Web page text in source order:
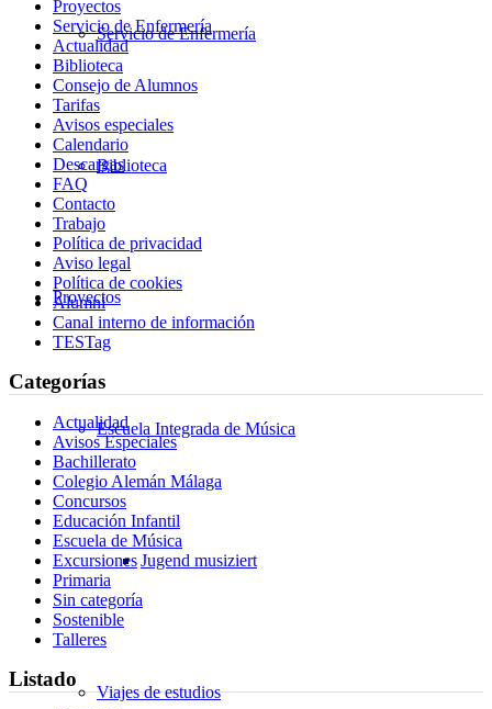
Servicio de Enfermería
Biblioteca
Proyectos
Escuela Integrada de Música
Jugend musiziert
Viajes de estudios
Proyectos
Servicio de Enfermería
Actualidad
Biblioteca
Consejo de Alumnos
Tarifas
Avisos especiales
Calendario
Descargas
FAQ
Contacto
Trabajo
Política de privacidad
Aviso legal
Política de cookies
Alumni
Canal interno de información
TESTag
Categorías
Actualidad
Avisos Especiales
Bachillerato
Colegio Alemán Málaga
Concursos
Educación Infantil
Escuela de Música
Excursiones
Primaria
Sin categoría
Sostenible
Talleres
Listado